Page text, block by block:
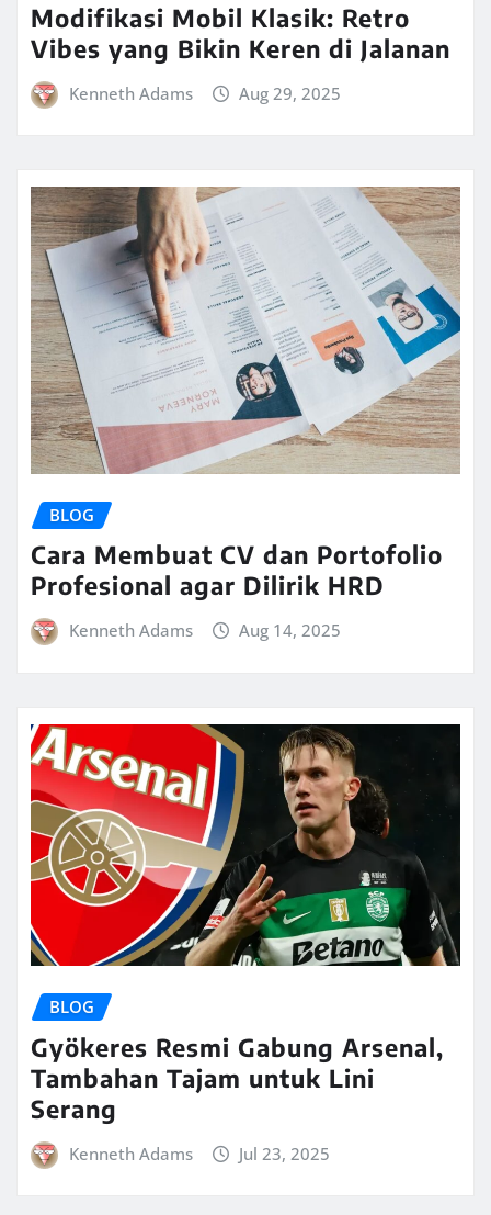
Modifikasi Mobil Klasik: Retro
Vibes yang Bikin Keren di Jalanan
Kenneth Adams Aug 29, 2025
BLOG
Cara Membuat CV dan Portofolio
Profesional agar Dilirik HRD
Kenneth Adams Aug 14, 2025
BLOG
Gyökeres Resmi Gabung Arsenal,
Tambahan Tajam untuk Lini
Serang
Kenneth Adams Jul 23, 2025